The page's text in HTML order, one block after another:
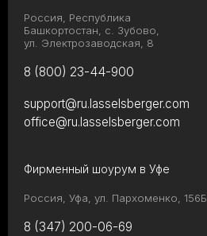
Россия, Республика
Башкортостан, с. Зубово,
ул. Электрозаводская, 8
8 (800) 23-44-900
Фирменный шоурум в Уфе
Россия, Уфа, ул. Пархоменко, 156Б
8 (347) 200-06-69
support@ru.lasselsberger.com
office@ru.lasselsberger.com